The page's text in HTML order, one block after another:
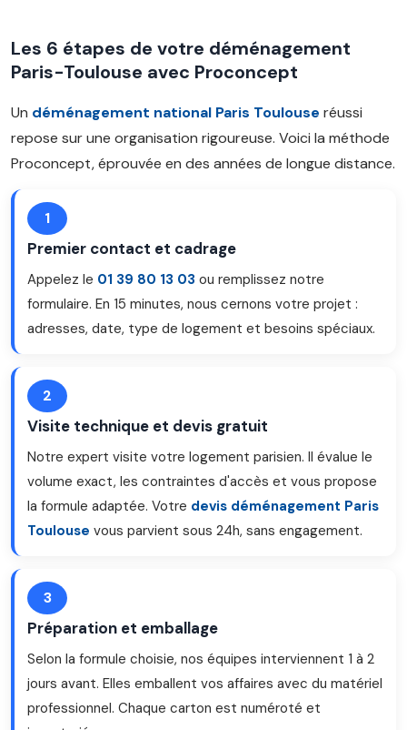
Les 6 étapes de votre déménagement
Paris-Toulouse avec Proconcept
Un déménagement national Paris Toulouse réussi
repose sur une organisation rigoureuse. Voici la méthode
Proconcept, éprouvée en des années de longue distance.
1
Premier contact et cadrage
Appelez le 01 39 80 13 03 ou remplissez notre
formulaire. En 15 minutes, nous cernons votre projet :
adresses, date, type de logement et besoins spéciaux.
2
Visite technique et devis gratuit
Notre expert visite votre logement parisien. Il évalue le
volume exact, les contraintes d'accès et vous propose
la formule adaptée. Votre devis déménagement Paris
Toulouse vous parvient sous 24h, sans engagement.
3
Préparation et emballage
Selon la formule choisie, nos équipes interviennent 1 à 2
jours avant. Elles emballent vos affaires avec du matériel
professionnel. Chaque carton est numéroté et